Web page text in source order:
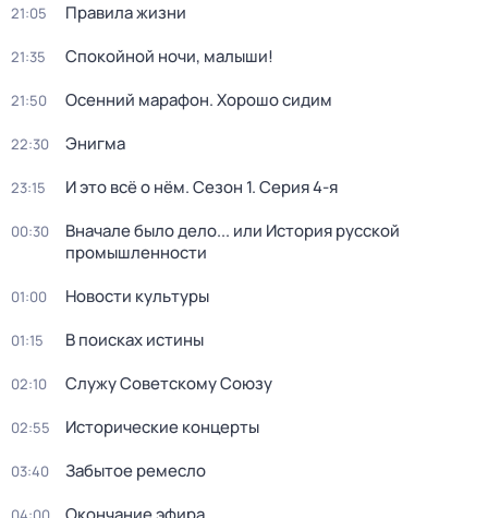
21:05 Правила жизни
21:35 Спокойной ночи, малыши!
21:50 Осенний марафон. Хорошо сидим
22:30 Энигма
23:15 И это всё о нём. Сезон 1. Серия 4-я
00:30
Вначале было дело... или История русской
промышленности
01:00 Новости культуры
01:15 В поисках истины
02:10 Служу Советскому Союзу
02:55 Исторические концерты
03:40 Забытое ремесло